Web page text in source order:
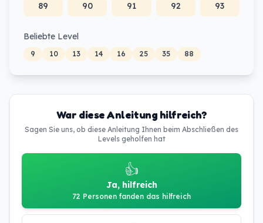
89 90 91 92 93
Beliebte Level
9 10 13 14 16 25 35 88
War diese Anleitung hilfreich?
Sagen Sie uns, ob diese Anleitung Ihnen beim Abschließen des
Levels geholfen hat
👍
Ja, hilfreich
72 Personen fanden das hilfreich